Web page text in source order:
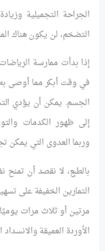
الجراحة التجميلية
التضخم، لن يكون هناك
إذا بدأت ممارسة الرياضات
في وقت أبكر مما أوصى به
الجسم. يمكن أن يؤدي
إلى ظهور الكدمات
وربما العدوى التي يمكن
بالطبع، لا نقصد أن تمنح
التمارين الخفيفة على
مرتين أو ثلاث مرات
الأوردة العميقة والانسداد